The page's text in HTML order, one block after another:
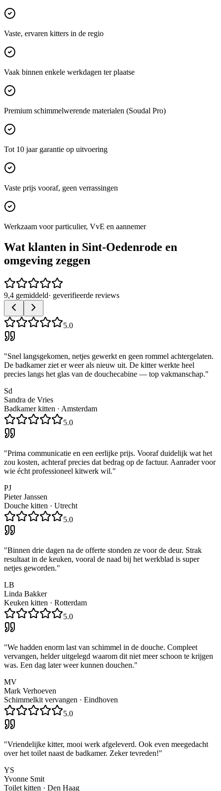
Vaste, ervaren kitters in de regio
Vaak binnen enkele werkdagen ter plaatse
Premium schimmelwerende materialen (Soudal Pro)
Tot 10 jaar garantie op uitvoering
Vaste prijs vooraf, geen verrassingen
Werkzaam voor particulier, VvE en aannemer
Wat klanten in Sint-Oedenrode en
omgeving zeggen
9,4 gemiddeld· geverifieerde reviews
5.0
"Snel langsgekomen, netjes gewerkt en geen rommel achtergelaten.
De badkamer ziet er weer als nieuw uit. De kitter werkte heel
precies langs het glas van de douchecabine — top vakmanschap."
Sd
Sandra de Vries
Badkamer kitten · Amsterdam
5.0
"Prima communicatie en een eerlijke prijs. Vooraf duidelijk wat het
zou kosten, achteraf precies dat bedrag op de factuur. Aanrader voor
wie écht professioneel kitwerk wil."
PJ
Pieter Janssen
Douche kitten · Utrecht
5.0
"Binnen drie dagen na de offerte stonden ze voor de deur. Strak
resultaat in de keuken, vooral de naad bij het werkblad is super
netjes geworden."
LB
Linda Bakker
Keuken kitten · Rotterdam
5.0
"We hadden enorm last van schimmel in de douche. Compleet
vervangen, helder uitgelegd waarom dit niet meer schoon te krijgen
was. Een dag later weer kunnen douchen."
MV
Mark Verhoeven
Schimmelkit vervangen · Eindhoven
5.0
"Vriendelijke kitter, mooi werk afgeleverd. Ook even meegedacht
over het toilet naast de badkamer. Zeker tevreden!"
YS
Yvonne Smit
Toilet kitten · Den Haag